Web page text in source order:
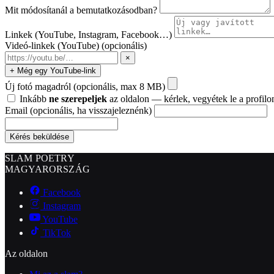
Mit módosítanál a bemutatkozásodban?
Linkek (YouTube, Instagram, Facebook…)
Videó-linkek (YouTube) (opcionális)
×
+ Még egy YouTube-link
Új fotó magadról (opcionális, max 8 MB)
Inkább ne szerepeljek az oldalon — kérlek, vegyétek le a
Email (opcionális, ha visszajeleznénk)
Kérés beküldése
SLAM POETRY
MAGYARORSZÁG
Facebook
Instagram
YouTube
TikTok
Az oldalon